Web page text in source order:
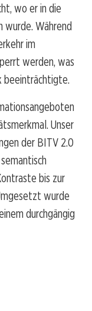
wo er in die
wurde. Während
im
werden, was
beeinträchtigte.
Unser
der BITV 2.0
bis zur
wurde
durchgängig